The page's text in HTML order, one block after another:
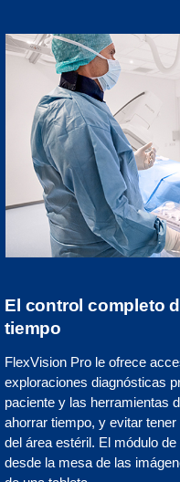
El control completo
tiempo
FlexVision Pro le ofrece
exploraciones diagnósticas
paciente y las herramientas
ahorrar tiempo, y evitar
del área estéril. El módulo
desde la mesa de las